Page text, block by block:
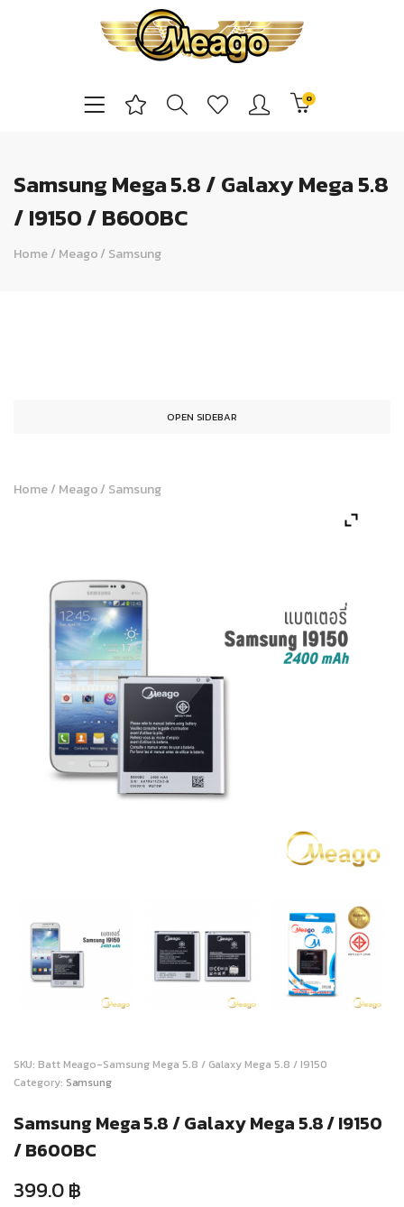
0
Samsung Mega 5.8 / Galaxy Mega 5.8
/ I9150 / B600BC
Home/ Meago/ Samsung
OPEN SIDEBAR
Home/ Meago/ Samsung
SKU: Batt Meago-Samsung Mega 5.8 / Galaxy Mega 5.8 / I9150
Category: Samsung
Samsung Mega 5.8 / Galaxy Mega 5.8 / I9150
/ B600BC
399.0฿